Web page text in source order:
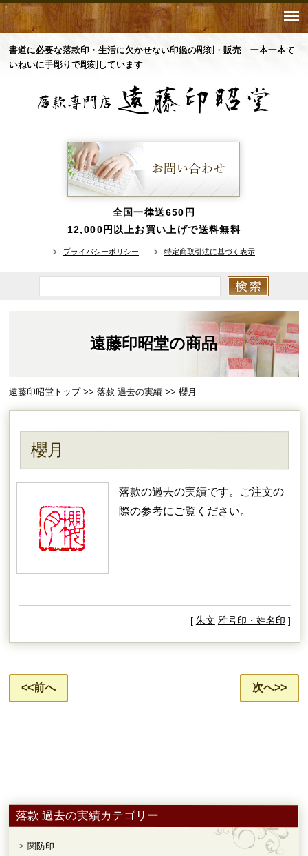
書道に必要な落款印・生活に欠かせない印鑑の彫刻・販売 一本一本て
いねいに手彫りで彫刻しています
全国一律送650円
12,000円以上お買い上げで送料無料
プライバシーポリシー 特定商取引法に基づく表示
遠藤印昭堂の商品
遠藤印昭堂トップ>>落款 過去の実績 >> 櫻月
櫻月
落款の過去の実績です。ご注文の
際の参考にご覧ください。
[ 朱文 雅号印・姓名印 ]
<<前へ 次へ>>
落款 過去の実績カテゴリー
関防印